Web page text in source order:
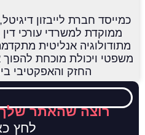
כמייסד חברת לייבזון
ממוקדת למשרדי עורכי
מתודולוגיה אנליטית
משפטי ויכולת מוכחת להפוך
החזק והאפקטיבי
רוצה שהאתר שלך
לחץ